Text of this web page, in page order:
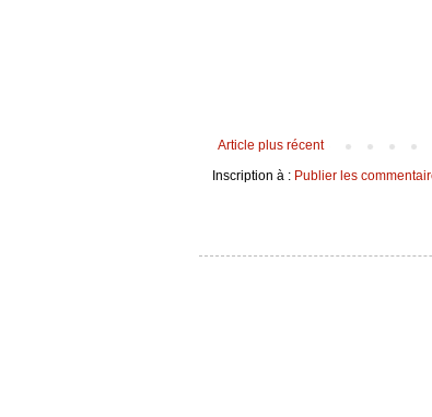
Article plus récent
Inscription à : Publier les